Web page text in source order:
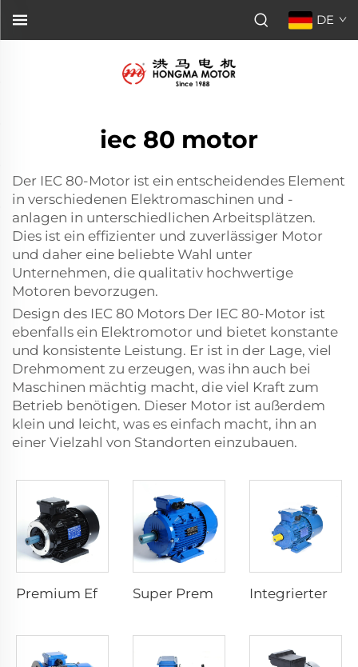
DE
iec 80 motor
Der IEC 80-Motor ist ein entscheidendes Element
in verschiedenen Elektromaschinen und -
anlagen in unterschiedlichen Arbeitsplätzen.
Dies ist ein effizienter und zuverlässiger Motor
und daher eine beliebte Wahl unter
Unternehmen, die qualitativ hochwertige
Motoren bevorzugen.
Design des IEC 80 Motors Der IEC 80-Motor ist
ebenfalls ein Elektromotor und bietet konstante
und konsistente Leistung. Er ist in der Lage, viel
Drehmoment zu erzeugen, was ihn auch bei
Maschinen mächtig macht, die viel Kraft zum
Betrieb benötigen. Dieser Motor ist außerdem
klein und leicht, was es einfach macht, ihn an
einer Vielzahl von Standorten einzubauen.